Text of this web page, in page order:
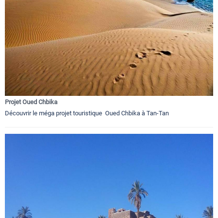
Projet Oued Chbika
Découvrir le méga projet touristique Oued Chbika à Tan-Tan